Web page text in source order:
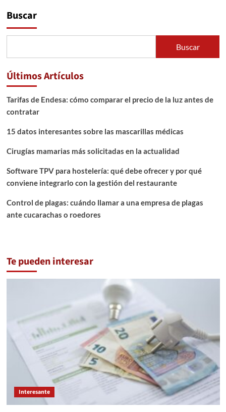
Buscar
Buscar
Últimos Artículos
Tarifas de Endesa: cómo comparar el precio de la luz antes de
contratar
15 datos interesantes sobre las mascarillas médicas
Cirugías mamarias más solicitadas en la actualidad
Software TPV para hostelería: qué debe ofrecer y por qué
conviene integrarlo con la gestión del restaurante
Control de plagas: cuándo llamar a una empresa de plagas
ante cucarachas o roedores
Te pueden interesar
Interesante